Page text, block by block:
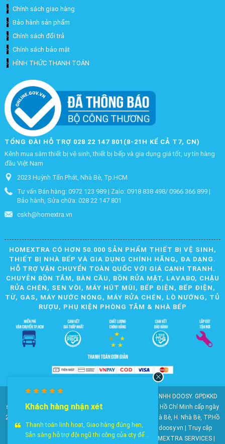
Chính sách giao hàng
Bảo hành sản phẩm
Chính sách đổi trả
Chính sách bảo mật
HÌNH THỨC THANH TOÁN
TỔNG ĐÀI HỖ TRỢ 028 22 147 801(8-21H KỂ CẢ T7, CN)
Kênh mua sắm thiết bị vệ sinh, thiết bị bếp và gia dụng giá tốt, uy tín hàng
đầu Việt Nam
2023 Huỳnh Tấn Phát, Nhà Bè, Tp.HCM
Tư vấn Bán hàng: 0972 123 989 | Zalo: 0918 838 498/ 0966 366 899 |
Bảo hành, Sửa chữa: 028 22 147 801
cskh@homextra.vn
HOMEXTRA CÓ HƠN 50.000 SẢN PHẨM THIẾT BỊ VỆ SINH,
THIẾT BỊ NHÀ BẾP VÀ GIA DỤNG CHÍNH HÃNG, ĐA DẠNG.
HỖ TRỢ VẬN CHUYỂN TOÀN QUỐC VỚI GIÁ CẠNH TRANH.
CHUYÊN BỒN TẮM, BÀN CẦU, BỒN RỬA MẶT, LAVABO, CHẬU
RỬA CHÉN, SEN VÒI, MÁY HÚT MÙI, BẾP ĐIỆN, BẾP ĐIỆN,
TỪ, GAS, MÁY NƯỚC NÓNG, MÁY RỬA CHÉN, LÒ NƯỚNG, TỦ
RƯỢU, PHỤ KIỆN PHÒNG TẮM & NHÀ BẾP
© 2010-2025 Bản quyền nội dung thuộc về CÔNG TY TNHH DOOSY. GPDKKD
số: 0311.807.893 do Sở Kế hoạch và Đầu tư Thành phố Hồ Chí Minh cấp ngày
28/05/2012. Địa chỉ: 2023 Huỳnh Tấn Phát, KP6, TT. Nhà Bè, H. Nhà Bè, TP.Hồ
Chí Minh. Điện thoại: 028 22 147 801. Email: doosy@doosy.vn | Truy cập
website cùng công ty: Trang Dịch Vụ Khách Hàng - HOMEXTRA SERVICES |
Khách hàng nhận xét
Thanh toán linh hoạt, Giao hàng đúng hẹn,
Sẵn sàng hỗ trợ đội ngũ thi công của cty để ...